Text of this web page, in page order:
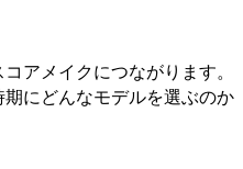
アメイクにつながります。
にどんなモデルを選ぶのか